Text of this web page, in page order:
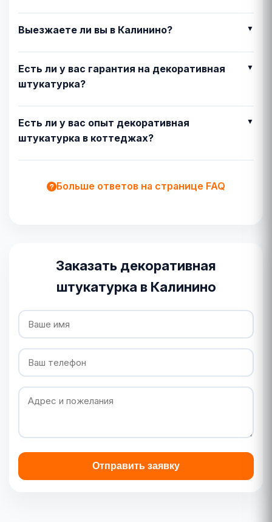
Выезжаете ли вы в Калинино?
Есть ли у вас гарантия на декоративная
штукатурка?
Есть ли у вас опыт декоративная
штукатурка в коттеджах?
Больше ответов на странице FAQ
Заказать декоративная
штукатурка в Калинино
Отправить заявку